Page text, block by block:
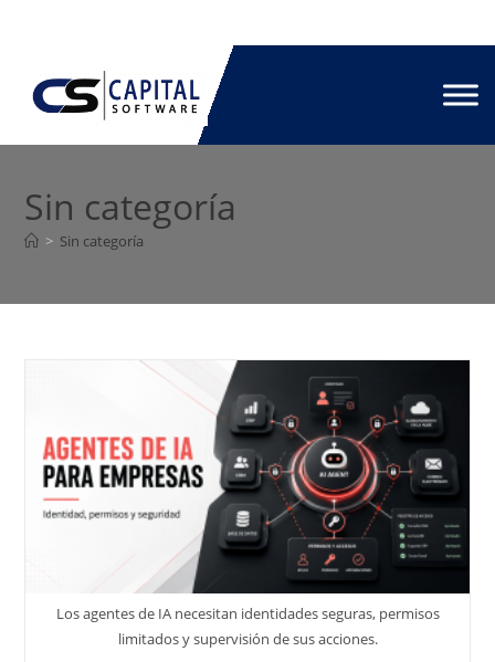
Sin categoría
> Sin categoría
Los agentes de IA necesitan identidades seguras, permisos
limitados y supervisión de sus acciones.